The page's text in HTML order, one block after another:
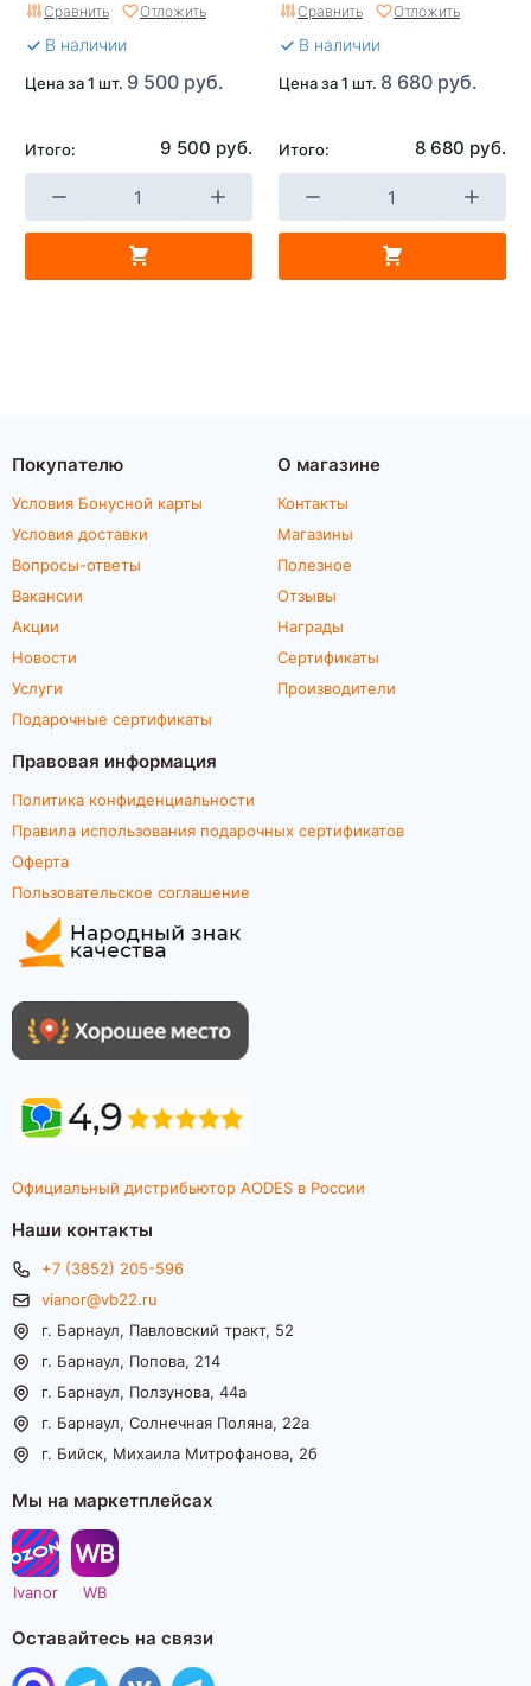
Сравнить Отложить
В наличии
Цена за 1 шт. 9 500 руб.
Итого: 9 500 руб.
Сравнить Отложить
В наличии
Цена за 1 шт. 8 680 руб.
Итого: 8 680 руб.
Покупателю
Условия Бонусной карты
Условия доставки
Вопросы-ответы
Вакансии
Акции
Новости
Услуги
Подарочные сертификаты
О магазине
Контакты
Магазины
Полезное
Отзывы
Награды
Сертификаты
Производители
Правовая информация
Политика конфиденциальности
Правила использования подарочных сертификатов
Оферта
Пользовательское соглашение
Официальный дистрибьютор AODES в России
Наши контакты
+7 (3852) 205-596
vianor@vb22.ru
г. Барнаул, Павловский тракт, 52
г. Барнаул, Попова, 214
г. Барнаул, Ползунова, 44а
г. Барнаул, Солнечная Поляна, 22а
г. Бийск, Михаила Митрофанова, 2б
Мы на маркетплейсах
Ivanor WB
Оставайтесь на связи